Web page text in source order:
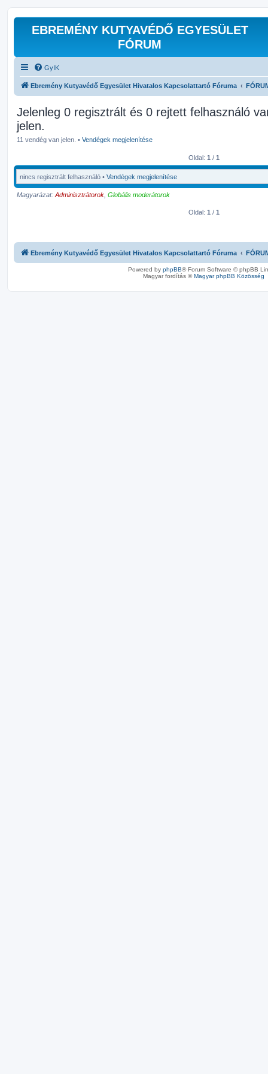
EBREMÉNY KUTYAVÉDŐ EGYESÜLET
FÓRUM
GyIK
Ebremény Kutyavédő Egyesület Hivatalos Kapcsolattartó Fóruma
Jelenleg 0 regisztrált és 0 rejtett felhasználó
jelen.
11 vendég van jelen. • Vendégek megjelenítése
Oldal: 1 / 1
nincs regisztrált felhasználó • Vendégek megjelenítése
Magyarázat: Adminisztrátorok Globális moderátorok
Oldal: 1 / 1
Ebremény Kutyavédő Egyesület Hivatalos Kapcsolattartó Fóruma
Powered by phpBB® Forum Software © phpBB
Magyar fordítás ©Magyar phpBB Közösség